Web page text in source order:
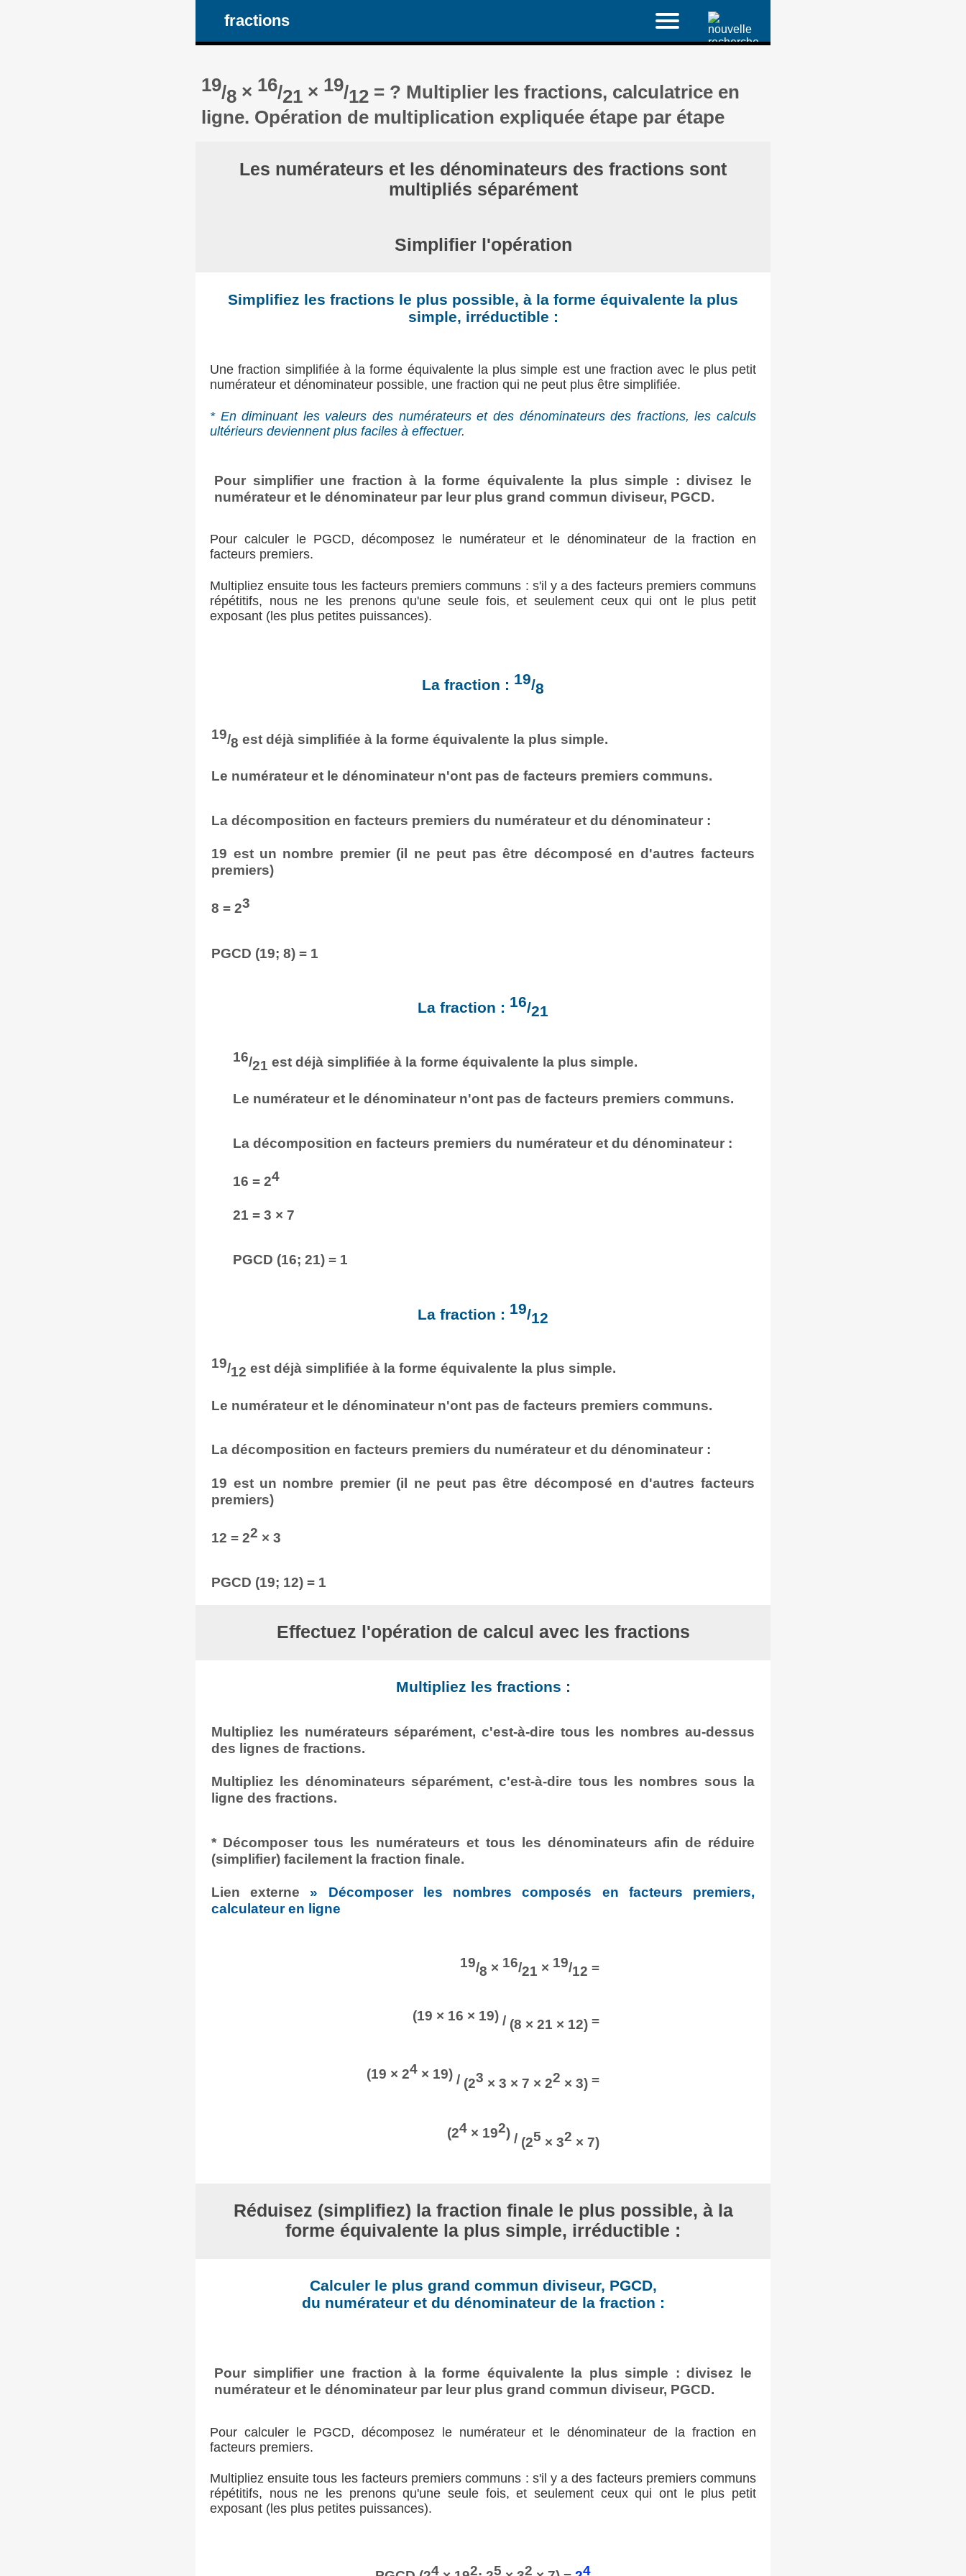
fractions
19/8 × 16/21 × 19/12 = ? Multiplier les fractions, calculatrice en
ligne. Opération de multiplication expliquée étape par étape
Les numérateurs et les dénominateurs des fractions sont
multipliés séparément
Simplifier l'opération
Simplifiez les fractions le plus possible, à la forme équivalente la plus
simple, irréductible :
Une fraction simplifiée à la forme équivalente la plus simple est une fraction avec le plus petit
numérateur et dénominateur possible, une fraction qui ne peut plus être simplifiée.
* En diminuant les valeurs des numérateurs et des dénominateurs des fractions, les calculs
ultérieurs deviennent plus faciles à effectuer.
Pour simplifier une fraction à la forme équivalente la plus simple : divisez le
numérateur et le dénominateur par leur plus grand commun diviseur, PGCD.
Pour calculer le PGCD, décomposez le numérateur et le dénominateur de la fraction en
facteurs premiers.
Multipliez ensuite tous les facteurs premiers communs : s'il y a des facteurs premiers communs
répétitifs, nous ne les prenons qu'une seule fois, et seulement ceux qui ont le plus petit
exposant (les plus petites puissances).
La fraction : 19/8
19/8 est déjà simplifiée à la forme équivalente la plus simple.
Le numérateur et le dénominateur n'ont pas de facteurs premiers communs.
La décomposition en facteurs premiers du numérateur et du dénominateur :
19 est un nombre premier (il ne peut pas être décomposé en d'autres facteurs
premiers)
8 = 23
PGCD (19; 8) = 1
La fraction : 16/21
16/21 est déjà simplifiée à la forme équivalente la plus simple.
Le numérateur et le dénominateur n'ont pas de facteurs premiers communs.
La décomposition en facteurs premiers du numérateur et du dénominateur :
16 = 24
21 = 3 × 7
PGCD (16; 21) = 1
La fraction : 19/12
19/12 est déjà simplifiée à la forme équivalente la plus simple.
Le numérateur et le dénominateur n'ont pas de facteurs premiers communs.
La décomposition en facteurs premiers du numérateur et du dénominateur :
19 est un nombre premier (il ne peut pas être décomposé en d'autres facteurs
premiers)
12 = 22 × 3
PGCD (19; 12) = 1
Effectuez l'opération de calcul avec les fractions
Multipliez les fractions :
Multipliez les numérateurs séparément, c'est-à-dire tous les nombres au-dessus
des lignes de fractions.
Multipliez les dénominateurs séparément, c'est-à-dire tous les nombres sous la
ligne des fractions.
* Décomposer tous les numérateurs et tous les dénominateurs afin de réduire
(simplifier) facilement la fraction finale.
Lien externe » Décomposer les nombres composés en facteurs premiers,
calculateur en ligne
19/8 × 16/21 × 19/12 =
(19 × 16 × 19) / (8 × 21 × 12) =
(19 × 24 × 19) / (23 × 3 × 7 × 22 × 3) =
(24 × 192) / (25 × 32 × 7)
Réduisez (simplifiez) la fraction finale le plus possible, à la
forme équivalente la plus simple, irréductible :
Calculer le plus grand commun diviseur, PGCD,
du numérateur et du dénominateur de la fraction :
Pour simplifier une fraction à la forme équivalente la plus simple : divisez le
numérateur et le dénominateur par leur plus grand commun diviseur, PGCD.
Pour calculer le PGCD, décomposez le numérateur et le dénominateur de la fraction en
facteurs premiers.
Multipliez ensuite tous les facteurs premiers communs : s'il y a des facteurs premiers communs
répétitifs, nous ne les prenons qu'une seule fois, et seulement ceux qui ont le plus petit
exposant (les plus petites puissances).
4 2 5 2 4